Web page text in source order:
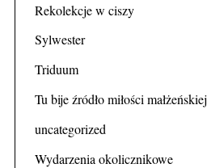
Rekolekcje w ciszy
Sylwester
Triduum
Tu bije źródło miłości małżeńskiej
uncategorized
Wydarzenia okolicznikowe